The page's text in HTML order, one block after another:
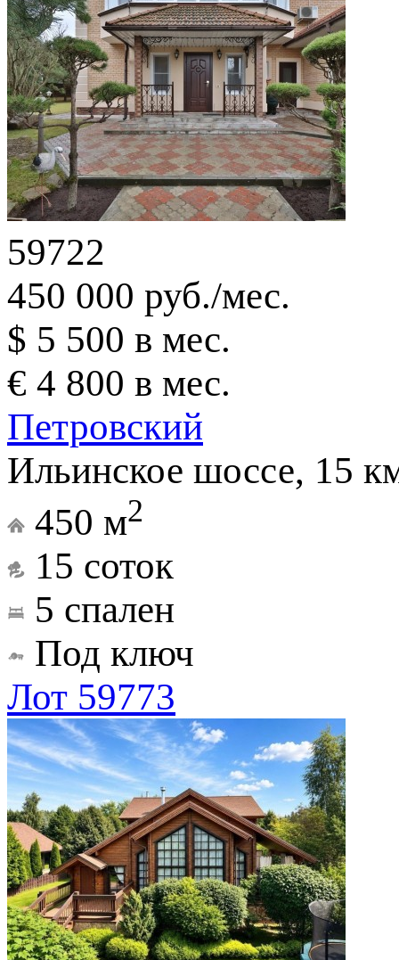
59722
450 000 руб./мес.
$ 5 500 в мес.
€ 4 800 в мес.
Петровский
Ильинское шоссе, 15
450 м2
15 соток
5 спален
Под ключ
Лот 59773